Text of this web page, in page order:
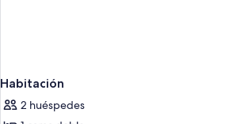
Habitación
2 huéspedes